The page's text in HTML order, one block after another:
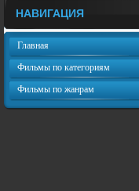
НАВИГАЦИЯ
Главная
Фильмы по категориям
Фильмы по жанрам